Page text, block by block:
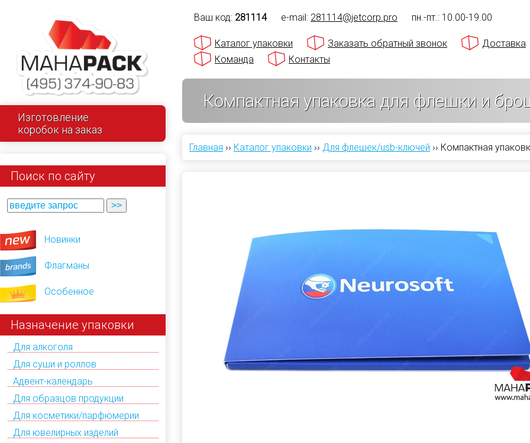
Изготовление
коробок на заказ
Поиск по сайту
Новинки
Флагманы
Особенное
Назначение упаковки
Для алкоголя
Для суши и роллов
Адвент-календарь
Для образцов продукции
Для косметики/парфюмерии
Для ювелирных изделий
Ваш код: 281114 e-mail: 281114@jetcorp.pro пн.-пт.: 10.00-19.00
Каталог упаковки Заказать обратный звонок
Доставка
Команда
Контакты
Компактная упаковка для флешки и
Главная ›› Каталог упаковки ›› Для флешек/usb-ключей ›› Компактная